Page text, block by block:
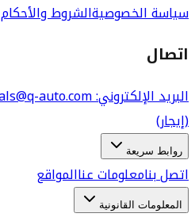
سياسة الخصوصيةالشروط والأحكام
اتصال
البريد الإلكتروني: rentals@q-auto.com
(إيجار)
روابط سريعة
اتصل بنامعلومات عناالمواقع
المعلومات القانونية